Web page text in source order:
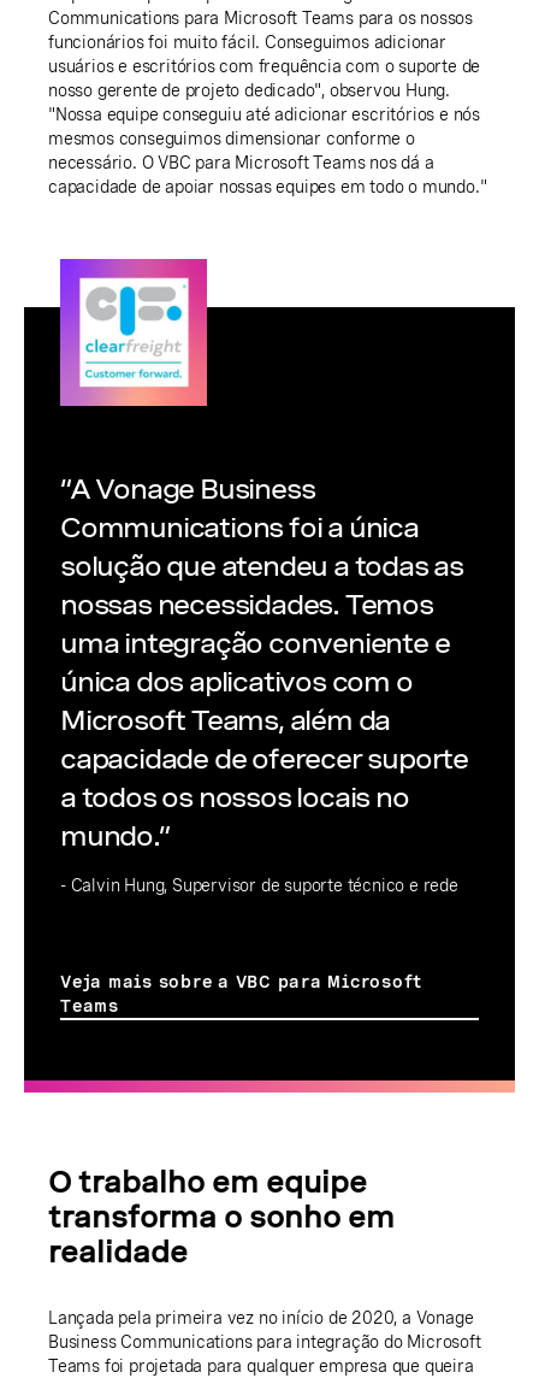
Communications para Microsoft Teams para os nossos
funcionários foi muito fácil. Conseguimos adicionar
usuários e escritórios com frequência com o suporte de
nosso gerente de projeto dedicado", observou Hung.
"Nossa equipe conseguiu até adicionar escritórios e nós
mesmos conseguimos dimensionar conforme o
necessário. O VBC para Microsoft Teams nos dá a
capacidade de apoiar nossas equipes em todo o mundo."
“A Vonage Business
Communications foi a única
solução que atendeu a todas as
nossas necessidades. Temos
uma integração conveniente e
única dos aplicativos com o
Microsoft Teams, além da
capacidade de oferecer suporte
a todos os nossos locais no
mundo.”
- Calvin Hung, Supervisor de suporte técnico e rede
Veja mais sobre a VBC para Microsoft
Teams
O trabalho em equipe
transforma o sonho em
realidade
Lançada pela primeira vez no início de 2020, a Vonage
Business Communications para integração do Microsoft
Teams foi projetada para qualquer empresa que queira